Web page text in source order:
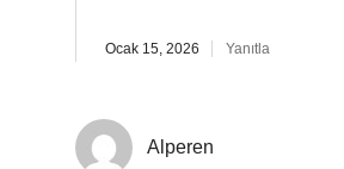
Ocak 15, 2026 Yanıtla
Alperen